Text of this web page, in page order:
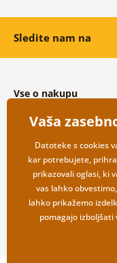
Sledite nam na
Vse o nakupu
Splošni in reklamacijski
Varovanje osebnih
Možnosti dostave in
Vračilo blaga
Vaša
Datoteke s cookies
kar potrebujete,
prikazovali oglasi, ki
vas lahko
lahko prikažemo
pomagajo